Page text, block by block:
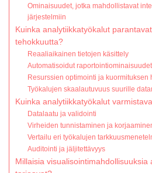
Ominaisuudet, jotka mahdollistavat
järjestelmiin
Kuinka analytiikkatyökalut
tehokkuutta?
Reaaliaikainen tietojen käsittely
Automatisoidut raportointiominaisuudet
Resurssien optimointi ja kuormituksen
Työkalujen skaalautuvuus suurille
Kuinka analytiikkatyökalut
Datalaatu ja validointi
Virheiden tunnistaminen ja
Vertailu eri työkalujen
Auditointi ja jäljitettävyys
Millaisia visualisointimahdollisuuksia